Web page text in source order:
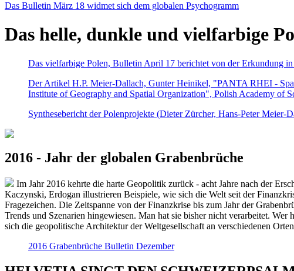
Das Bulletin März 18 widmet sich dem globalen Psychogramm
Das helle, dunkle und vielfarbige
Das vielfarbige Polen, Bulletin April 17 berichtet von der Erkundung
Der Artikel H.P. Meier-Dallach, Gunter Heinikel, "PANTA RHEI -
Institute of Geography and Spatial Organization", Polish Academy of
Synthesebericht der Polenprojekte (Dieter Zürcher, Hans-Peter
2016 - Jahr der globalen Grabenbrüche
Im Jahr 2016 kehrte die harte Geopolitik zurück - acht Jahre nach der
Kaczynski, Erdogan illustrieren Beispiele, wie sich die Welt seit der
Fragezeichen. Die Zeitspanne von der Finanzkrise bis zum Jahr der
Trends und Szenarien hingewiesen. Man hat sie bisher nicht verarbeitet.
sich die geopolitische Architektur der Weltgesellschaft an verschiedenen
2016 Grabenbrüche Bulletin Dezember